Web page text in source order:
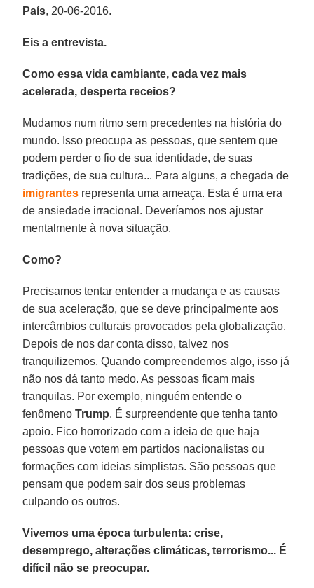
País, 20-06-2016.
Eis a entrevista.
Como essa vida cambiante, cada vez mais
acelerada, desperta receios?
Mudamos num ritmo sem precedentes na história do
mundo. Isso preocupa as pessoas, que sentem que
podem perder o fio de sua identidade, de suas
tradições, de sua cultura... Para alguns, a chegada de
imigrantes representa uma ameaça. Esta é uma era
de ansiedade irracional. Deveríamos nos ajustar
mentalmente à nova situação.
Como?
Precisamos tentar entender a mudança e as causas
de sua aceleração, que se deve principalmente aos
intercâmbios culturais provocados pela globalização.
Depois de nos dar conta disso, talvez nos
tranquilizemos. Quando compreendemos algo, isso já
não nos dá tanto medo. As pessoas ficam mais
tranquilas. Por exemplo, ninguém entende o
fenômenoTrump. É surpreendente que tenha tanto
apoio. Fico horrorizado com a ideia de que haja
pessoas que votem em partidos nacionalistas ou
formações com ideias simplistas. São pessoas que
pensam que podem sair dos seus problemas
culpando os outros.
Vivemos uma época turbulenta: crise,
desemprego, alterações climáticas, terrorismo... É
difícil não se preocupar.